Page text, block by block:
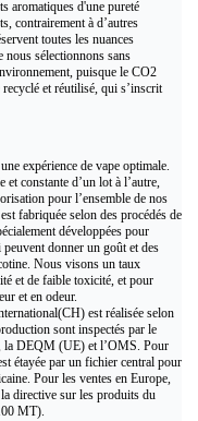
aromatiques d'une pureté
contrairement à d’autres
toutes les nuances
nous sélectionnons sans
puisque le CO2
et réutilisé, qui s’inscrit
expérience de vape optimale.
constante d’un lot à l’autre,
pour l’ensemble de nos
fabriquée selon des procédés de
développées pour
donner un goût et des
Nous visons un taux
et de faible toxicité, et pour
et en odeur.
est réalisée selon
sont inspectés par le
la DEQM (UE) et l’OMS. Pour
étayée par un fichier central pour
Pour les ventes en Europe,
directive sur les produits du
MT).